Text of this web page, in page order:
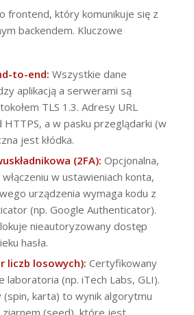
frontend, który komunikuje się z
backendem. Kluczowe
to-end: Wszystkie dane
aplikacją a serwerami są
TLS 1.3. Adresy URL
HTTPS, a w pasku przeglądarki (w
jest kłódka.
(2FA): Opcjonalna,
w ustawieniach konta,
urządzenia wymaga kodu z
(np. Google Authenticator).
nieautoryzowany dostęp
hasła.
liczb losowych): Certyfikowany
laboratoria (np. iTech Labs, GLI).
(spin, karta) to wynik algorytmu
ziarnem (seed), które jest